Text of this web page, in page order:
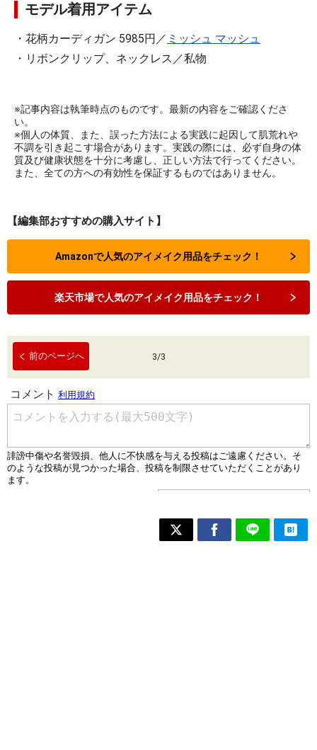
モデル着用アイテム
・花柄カーディガン 5985円／ ミッシュ マッシュ
・リボンクリップ、ネックレス／私物
※記事内容は執筆時点のものです。最新の内容をご確認くださ
い。
※個人の体質、また、誤った方法による実践に起因して肌荒れや
不調を引き起こす場合があります。実践の際には、必ず自身の体
質及び健康状態を十分に考慮し、正しい方法で行ってください。
また、全ての方への有効性を保証するものではありません。
【編集部おすすめの購入サイト】
Amazonで人気のアイメイク用品をチェック！
楽天市場で人気のアイメイク用品をチェック！
前のページへ 3/3